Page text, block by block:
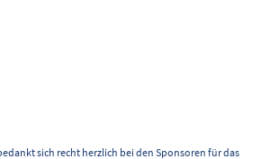
sich recht herzlich bei den Sponsoren für das